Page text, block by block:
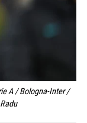
A / Bologna-Inter /